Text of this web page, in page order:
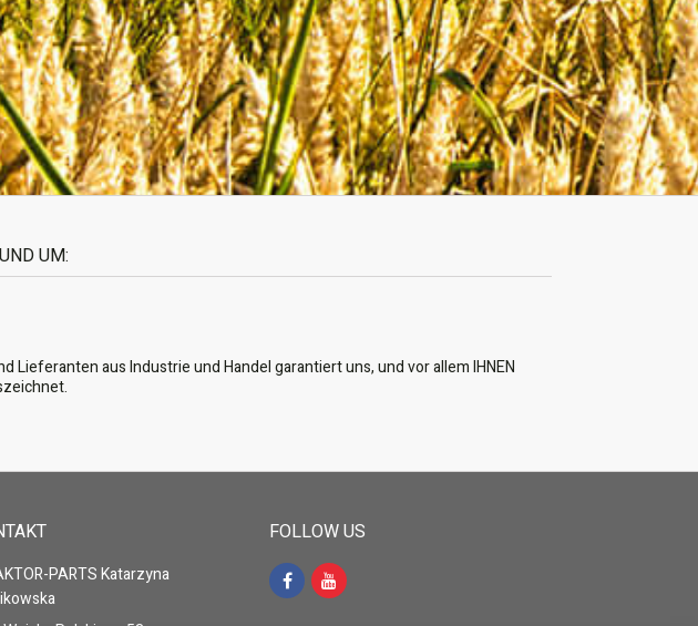
UM:
aus Industrie und Handel garantiert uns, und vor allem IHNEN
PARTS Katarzyna
FOLLOW US